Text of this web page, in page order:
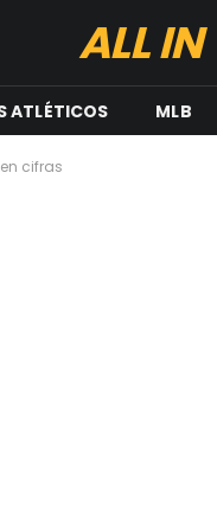
ALL IN
ATLÉTICOS MLB
cifras